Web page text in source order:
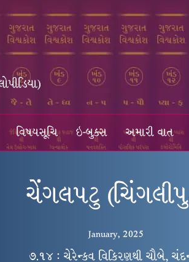
વિષયસૂચિ ઇ-બુક્સ અમારી વાત
ચેંગલપટુ
January, 2025
૭.૧૪ : ચેરેન્કવ વિકિરણથી ચૌબે,